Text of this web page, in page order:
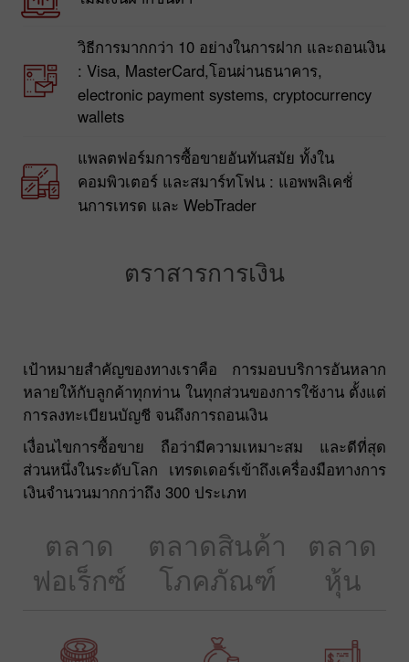
วิธีการมากกว่า 10 อย่างในการฝาก และถอนเงิน
: Visa, MasterCard,โอนผ่านธนาคาร,
electronic payment systems, cryptocurrency
wallets
แพลตฟอร์มการซื้อขายอันทันสมัย ทั้งใน
คอมพิวเตอร์ และสมาร์ทโฟน : แอพพลิเคชั่
นการเทรด และ WebTrader
ตราสารการเงิน
เป้าหมายสำคัญของทางเราคือ การมอบบริการอันหลาก
หลายให้กับลูกค้าทุกท่าน ในทุกส่วนของการใช้งาน ตั้งแต่
การลงทะเบียนบัญชี จนถึงการถอนเงิน
เงื่อนไขการซื้อขาย ถือว่ามีความเหมาะสม และดีที่สุด
ส่วนหนึ่งในระดับโลก เทรดเดอร์เข้าถึงเครื่องมือทางการ
เงินจำนวนมากกว่าถึง 300 ประเภท
ตลาด
ฟอเร็กซ์
ตลาดสินค้า
โภคภัณฑ์
ตลาด
หุ้น